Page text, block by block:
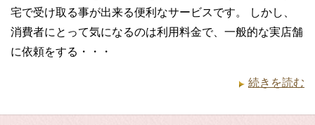
宅で受け取る事が出来る便利なサービスです。 しかし、
消費者にとって気になるのは利用料金で、一般的な実店舗
に依頼をする・・・
続きを読む